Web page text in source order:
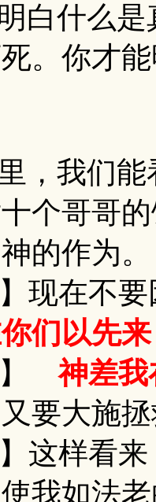
什么是
。你才
我们能
个哥哥
的作为。
在不要
们以先来
】神差
要大施
样看来
我如法